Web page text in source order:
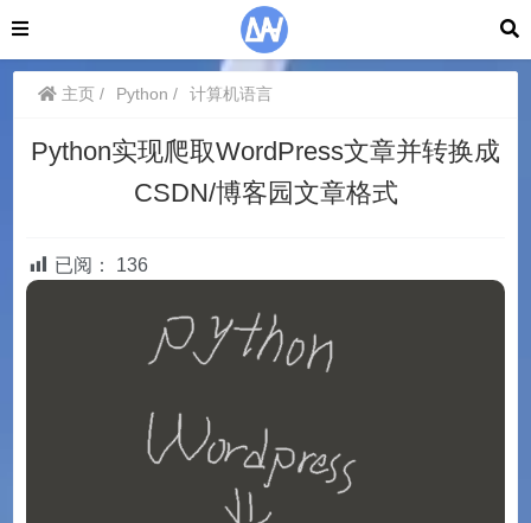
主页 Python 计算机语言
Python实现爬取WordPress文章并转换成
CSDN/博客园文章格式
已阅： 136